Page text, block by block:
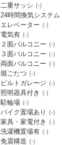
二重サッシ (-)
24時間換気システム
エレベーター (-)
電気有 (-)
２面バルコニー (-)
３面バルコニー (-)
両面バルコニー (-)
堀ごたつ (-)
ビルトガレージ (-)
照明器具付き (-)
駐輪場 (-)
バイク置場あり (-)
家具・家電付き (-)
洗濯機置場有 (-)
免震構造 (-)